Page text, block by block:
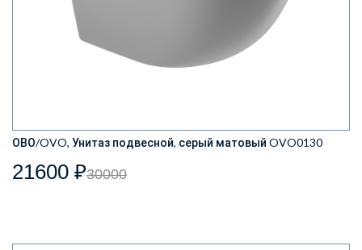
ОВО/OVO, Унитаз подвесной, серый матовый OVO0130
21600 ₽30000